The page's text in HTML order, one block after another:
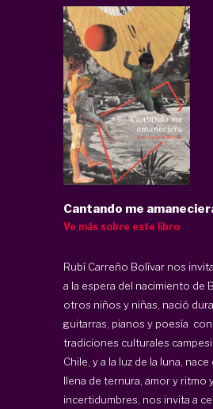
Cantando me
Ve más sobre este libro
Rubí Carreño Bolívar nos
a la espera del nacimiento de
otros niños y niñas, nació
guitarras, pianos y poesía
tradiciones culturales
Chile, y a la luz de la luna,
llena de ternura, amor y ritmo
incertidumbres, nos invita a